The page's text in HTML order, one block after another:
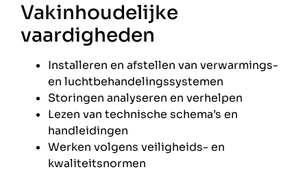
Vakinhoudelijke
vaardigheden
Installeren en afstellen van verwarmings-
en luchtbehandelingssystemen
Storingen analyseren en verhelpen
Lezen van technische schema’s en
handleidingen
Werken volgens veiligheids- en
kwaliteitsnormen